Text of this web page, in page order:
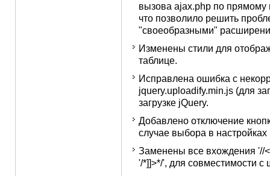
вызова ajax.php по прямому
что позволило решить
"своеобразными"
Изменены стили для
таблице.
Исправлена ошибка с
jquery.uploadify.min.js (для
загрузке jQuery.
Добавлено отключение
случае выбора в
Заменены все вхождения '//
'/*]]>*/', для совместимости